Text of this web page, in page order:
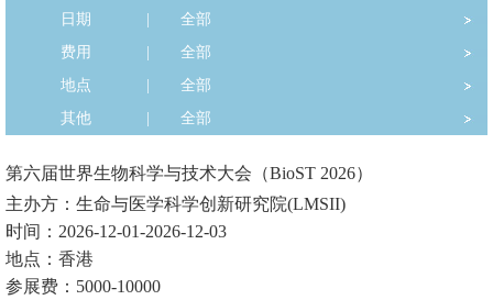
日期
全部
费用
全部
地点
全部
其他
全部
第六届世界生物科学与技术大会（BioST 2026）
主办方：生命与医学科学创新研究院(LMSII)
时间：2026-12-01-2026-12-03
地点：香港
参展费：5000-10000